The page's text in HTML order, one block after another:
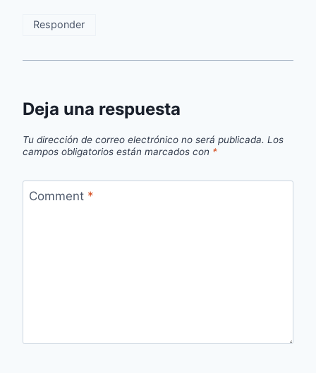
Responder
Deja una respuesta
Tu dirección de correo electrónico no será publicada. Los
campos obligatorios están marcados con *
Comment *